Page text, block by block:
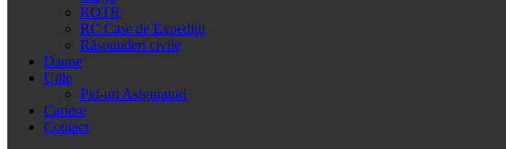
ROTR
RC Case de Expediţii
Răspunderi civile
Daune
Utile
Pid-uri Asiguratori
Cariere
Contact